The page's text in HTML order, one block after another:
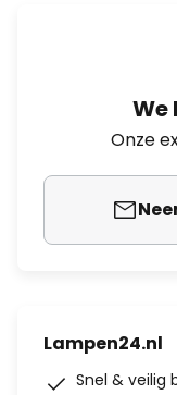
We
Onze
Lampen24.nl
Snel & veilig